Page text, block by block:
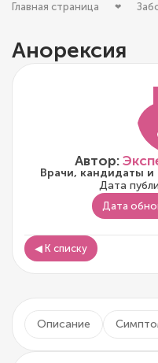
Главная страница
Анорексия
Автор:
Врачи, кандидаты и
Дата
Дата
◀ К списку
Описание